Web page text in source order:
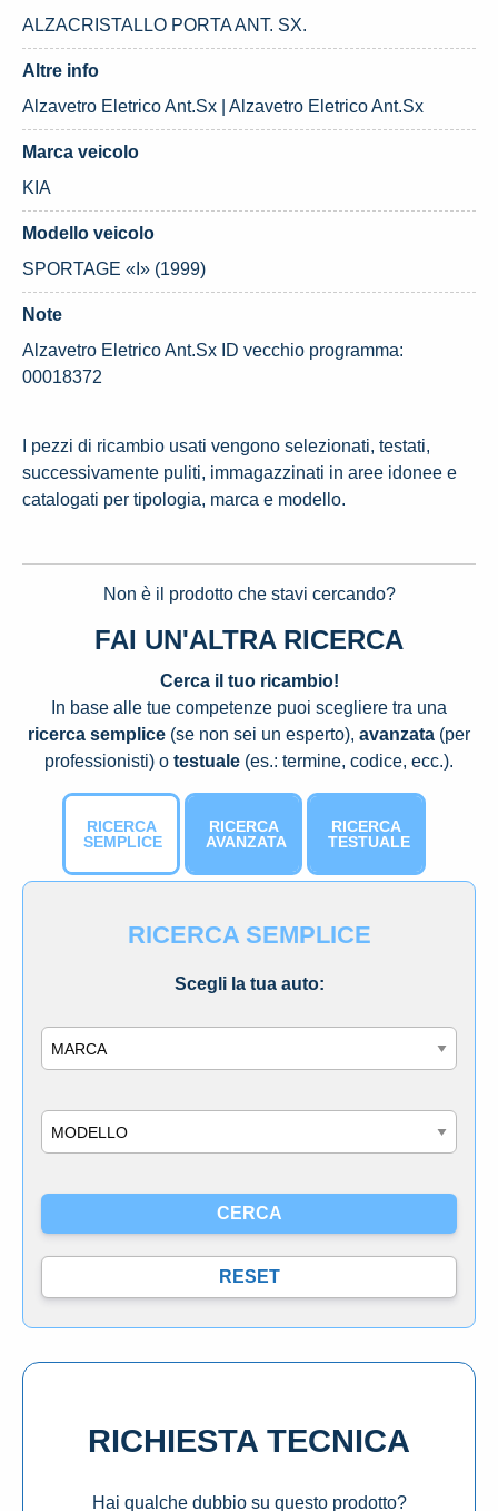
ALZACRISTALLO PORTA ANT. SX.
Altre info
Alzavetro Eletrico Ant.Sx | Alzavetro Eletrico Ant.Sx
Marca veicolo
KIA
Modello veicolo
SPORTAGE «I» (1999)
Note
Alzavetro Eletrico Ant.Sx ID vecchio programma:
00018372
I pezzi di ricambio usati vengono selezionati, testati,
successivamente puliti, immagazzinati in aree idonee e
catalogati per tipologia, marca e modello.
Non è il prodotto che stavi cercando?
FAI UN'ALTRA RICERCA
Cerca il tuo ricambio!
In base alle tue competenze puoi scegliere tra una
ricerca semplice (se non sei un esperto), avanzata (per
professionisti) o testuale (es.: termine, codice, ecc.).
RICERCA
SEMPLICE
RICERCA
AVANZATA
RICERCA
TESTUALE
RICERCA SEMPLICE
Scegli la tua auto:
RICHIESTA TECNICA
Hai qualche dubbio su questo prodotto?